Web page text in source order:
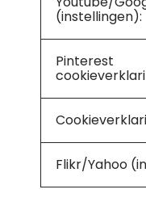
(instellingen):
Pinterest
Flikr/Yahoo